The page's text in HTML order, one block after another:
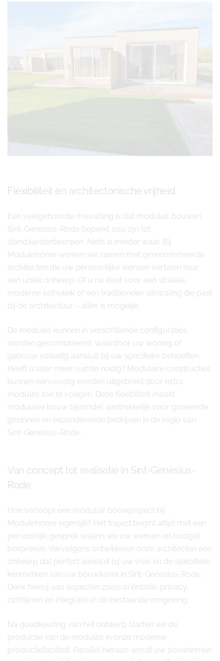
Flexibiliteit en architectonische vrijheid
Een veelgehoorde misvatting is dat modulair bouwen
Sint-Genesius-Rode beperkt zou zijn tot
standaardontwerpen. Niets is minder waar. Bij
Modulehome werken we samen met gerenommeerde
architecten die uw persoonlijke wensen vertalen naar
een uniek ontwerp. Of u nu kiest voor een strakke,
moderne esthetiek of een traditioneler uitstraling die past
bij de architectuur – alles is mogelijk.
De modules kunnen in verschillende configuraties
worden gecombineerd, waardoor uw woning of
gebouw volledig aansluit bij uw specifieke behoeften.
Heeft u later meer ruimte nodig? Modulaire constructies
kunnen eenvoudig worden uitgebreid door extra
modules toe te voegen. Deze flexibiliteit maakt
modulaire bouw bijzonder aantrekkelijk voor groeiende
gezinnen en expanderende bedrijven in de regio van
Sint-Genesius-Rode.
Van concept tot realisatie in Sint-Genesius-
Rode
Hoe verloopt een modulair bouwproject bij
Modulehome eigenlijk? Het traject begint altijd met een
persoonlijk gesprek waarin we uw wensen en budget
bespreken. Vervolgens ontwikkelen onze architecten een
ontwerp dat perfect aansluit bij uw visie en de specifieke
kenmerken van uw bouwkavel in Sint-Genesius-Rode.
Denk hierbij aan aspecten zoals oriëntatie, privacy,
zichtlijnen en integratie in de bestaande omgeving.
Na goedkeuring van het ontwerp starten we de
productie van de modules in onze moderne
productiefaciliteit. Parallel hieraan wordt uw bouwterrein